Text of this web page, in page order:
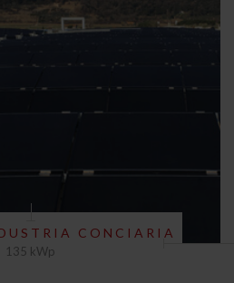
CONCIARIA
135 kWp